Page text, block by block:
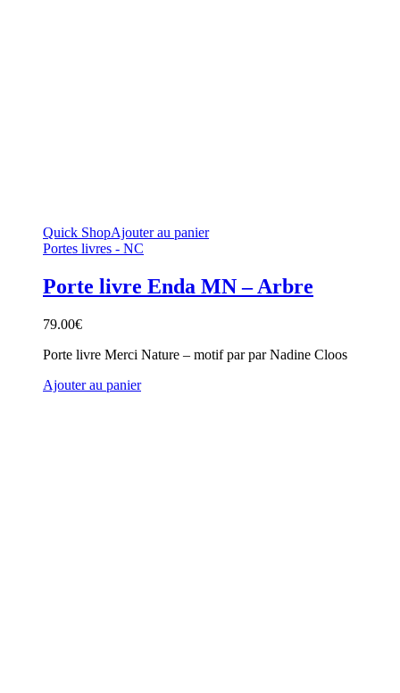
Quick ShopAjouter au panier
Portes livres - NC
Porte livre Enda MN – Arbre
79.00€
Porte livre Merci Nature – motif par par Nadine Cloos
Ajouter au panier